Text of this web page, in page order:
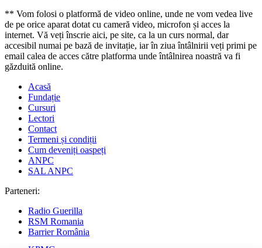
** Vom folosi o platformă de video online, unde ne vom vedea live
de pe orice aparat dotat cu cameră video, microfon și acces la
internet. Vă veți înscrie aici, pe site, ca la un curs normal, dar
accesibil numai pe bază de invitație, iar în ziua întâlnirii veți primi pe
email calea de acces către platforma unde întâlnirea noastră va fi
găzduită online.
Acasă
Fundație
Cursuri
Lectori
Contact
Termeni și condiții
Cum deveniți oaspeți
ANPC
SAL ANPC
Parteneri:
Radio Guerilla
RSM Romania
Barrier România